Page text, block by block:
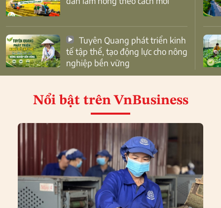
tế tập thể, tạo động lực cho nông
nghiệp bền vững
Nổi bật trên VnBusiness